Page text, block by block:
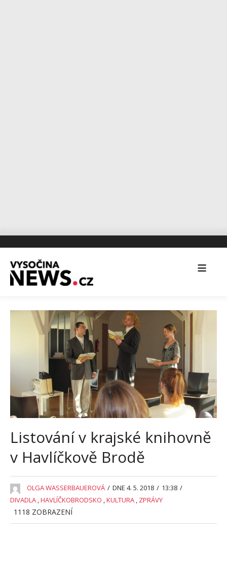
Listování v krajské knihovně
v Havlíčkově Brodě
OLGA WASSERBAUEROVÁ / DNE 4. 5. 2018 / 13:38 /
DIVADLA ,HAVLÍČKOBRODSKO ,KULTURA , ZPRÁVY
1118 ZOBRAZENÍ